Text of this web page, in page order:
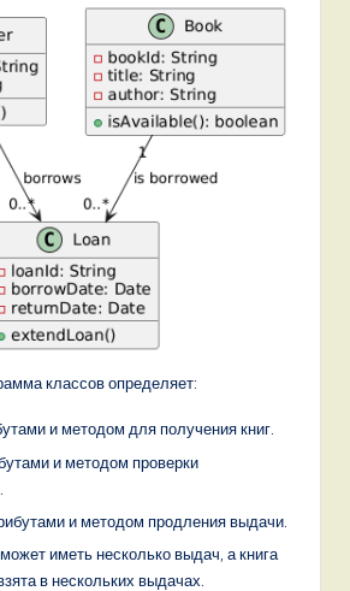
классов определяет:
и методом для получения книг.
и методом проверки
и методом продления выдачи.
иметь несколько выдач, а книга
в нескольких выдачах.